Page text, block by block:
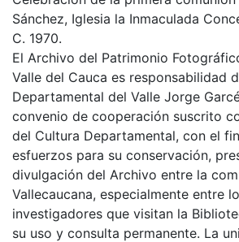
Sánchez, Iglesia la Inmaculada
C. 1970.
El Archivo del Patrimonio
Valle del Cauca es responsabilidad
Departamental del Valle Jorge
convenio de cooperación suscrito
del Cultura Departamental, con el
esfuerzos para su conservación,
divulgación del Archivo entre la
Vallecaucana, especialmente entre
investigadores que visitan la
su uso y consulta permanente. La